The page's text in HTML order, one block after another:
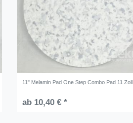
11" Melamin Pad One Step Combo Pad 11 Zoll
ab 10,40 € *